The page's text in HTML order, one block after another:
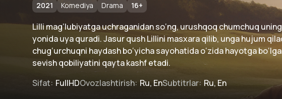
2021 Komediya Drama 16+
Lilli mag‘lubiyatga uchraganidan so‘ng, urushqoq chumchuq
yonida uya quradi. Jasur qush Lillini masxara qilib, unga hujum
chug‘urchuqni haydash bo‘yicha sayohatida o‘zida hayotga
sevish qobiliyatini qayta kashf etadi.
Sifat: FullHDOvozlashtirish: Ru, EnSubtitrlar: Ru, En